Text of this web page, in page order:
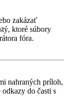
zakázať
ktoré súbory
fóra.
nahraných príloh,
do časti s